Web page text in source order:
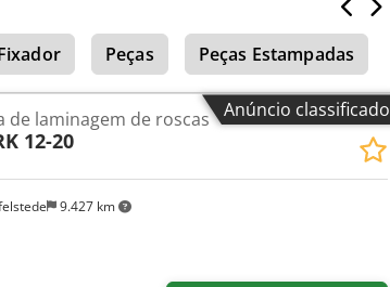
Peças Peças Estampadas
Anúncio classificado
9.427 km
de laminagem de roscas
12-20